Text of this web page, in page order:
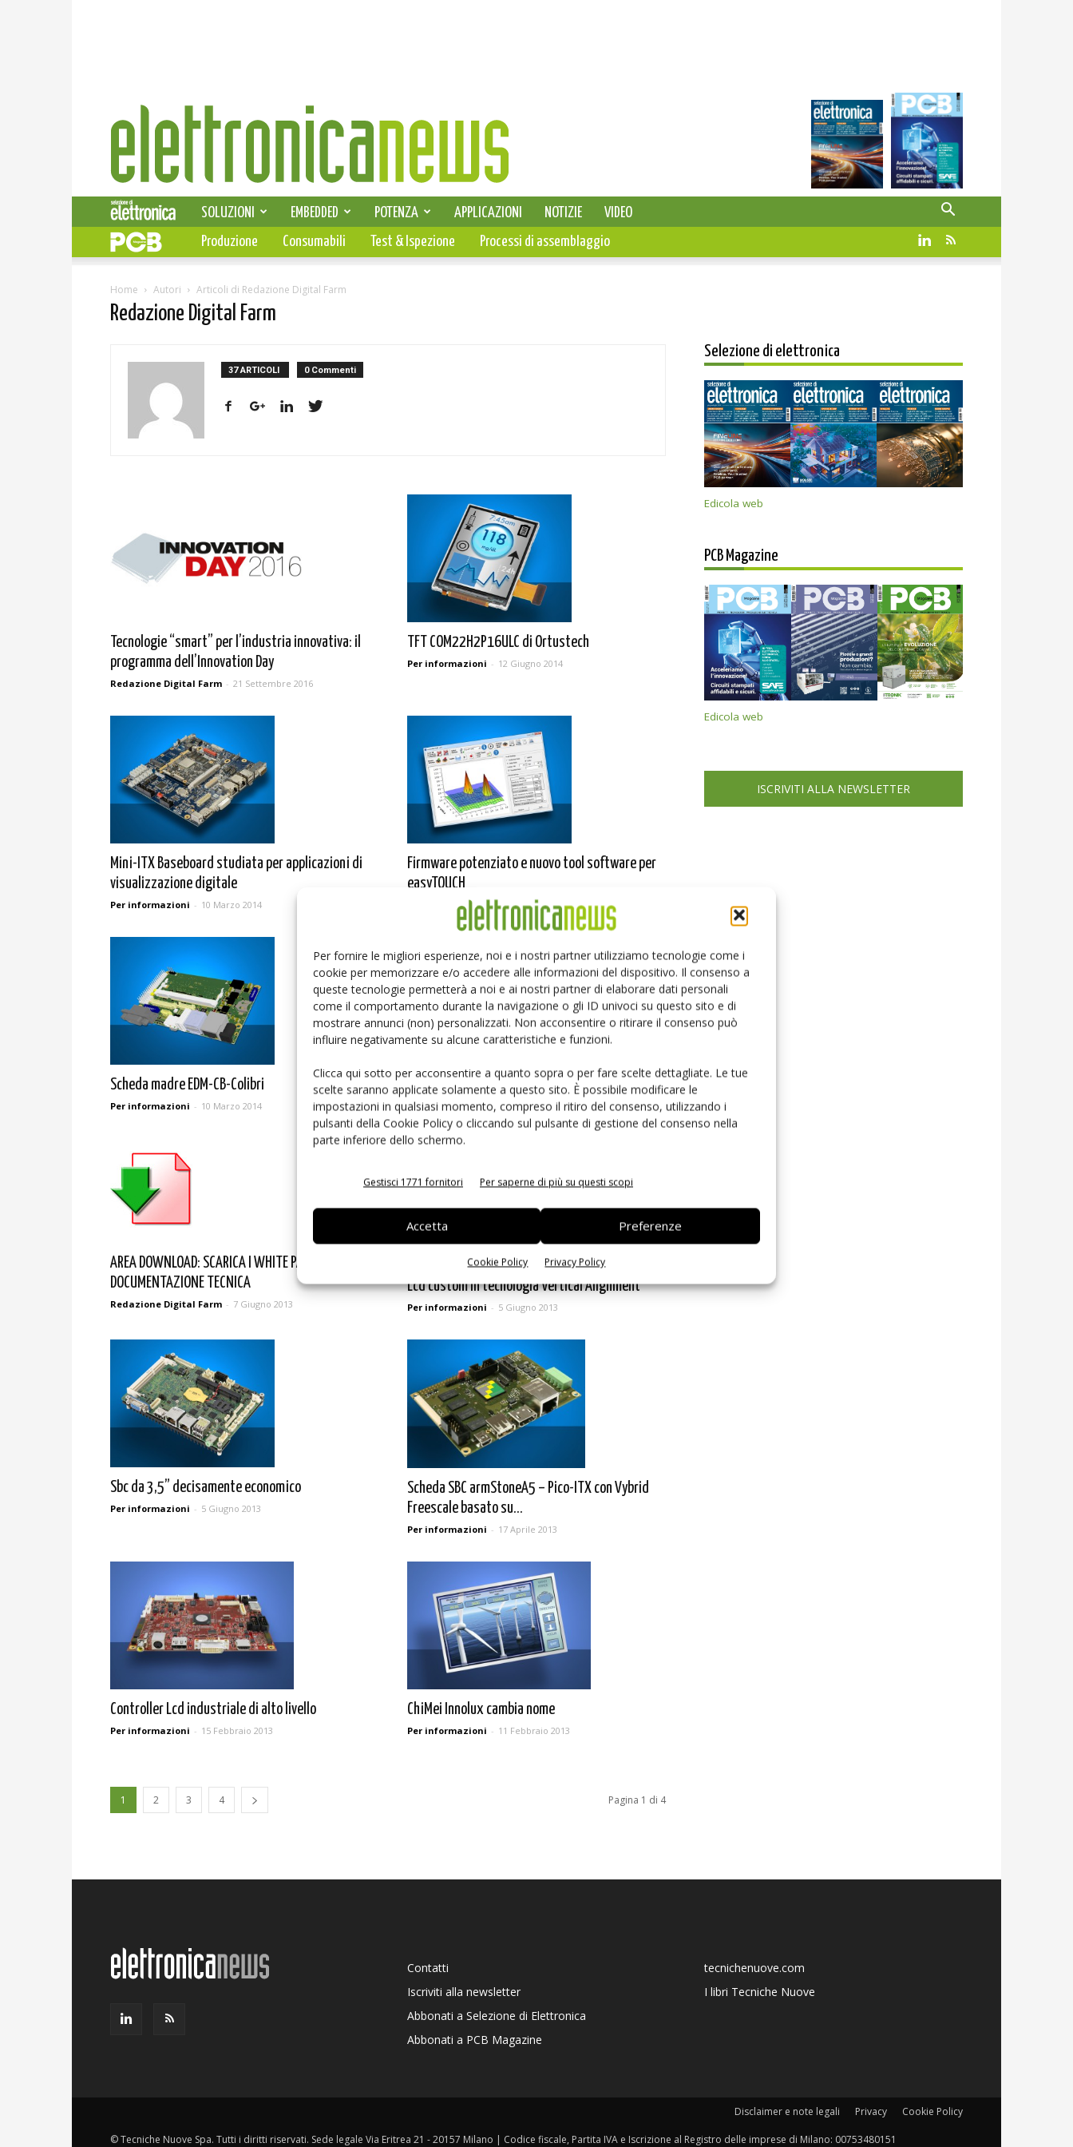
Per fornire le migliori esperienze, noi e i nostri partner utilizziamo tecnologie come i
cookie per memorizzare e/o accedere alle informazioni del dispositivo. Il consenso a
queste tecnologie permetterà a noi e ai nostri partner di elaborare dati personali
come il comportamento durante la navigazione o gli ID univoci su questo sito e di
mostrare annunci (non) personalizzati. Non acconsentire o ritirare il consenso può
influire negativamente su alcune caratteristiche e funzioni.
Clicca qui sotto per acconsentire a quanto sopra o per fare scelte dettagliate. Le tue
scelte saranno applicate solamente a questo sito. È possibile modificare le
impostazioni in qualsiasi momento, compreso il ritiro del consenso, utilizzando i
pulsanti della Cookie Policy o cliccando sul pulsante di gestione del consenso nella
parte inferiore dello schermo.
Gestisci 1771 fornitori Per saperne di più su questi scopi
Accetta Preferenze
Cookie Policy Privacy Policy
Elettronica
News
SELEZIONE DI ELETTRONICA
SOLUZIONI EMBEDDED POTENZA APPLICAZIONI NOTIZIE
VIDEO
PCB
Produzione Consumabili Test & Ispezione Processi di assemblaggio
Home Autori Articoli di Redazione Digital Farm
Redazione Digital Farm
37 ARTICOLI 0 Commenti
Tecnologie “smart” per l’industria innovativa: il
programma dell’Innovation Day
Redazione Digital Farm - 21 Settembre 2016
TFT COM22H2P16ULC di Ortustech
Per informazioni - 12 Giugno 2014
Mini-ITX Baseboard studiata per applicazioni di
visualizzazione digitale
Per informazioni - 10 Marzo 2014
Firmware potenziato e nuovo tool software per
easyTOUCH
Per informazioni - 10 Marzo 2014
Scheda madre EDM-CB-Colibri
Per informazioni - 10 Marzo 2014
l’integrazione con terminali intelligenti
Per informazioni - 14 Giugno 2013
AREA DOWNLOAD: SCARICA I WHITE PAPER E LA
DOCUMENTAZIONE TECNICA
Redazione Digital Farm - 7 Giugno 2013
Lcd custom in tecnologia Vertical Alignment
Per informazioni - 5 Giugno 2013
Sbc da 3,5” decisamente economico
Per informazioni - 5 Giugno 2013
Scheda SBC armStoneA5 – Pico-ITX con Vybrid
Freescale basato su...
Per informazioni - 17 Aprile 2013
Controller Lcd industriale di alto livello
Per informazioni - 15 Febbraio 2013
ChiMei Innolux cambia nome
Per informazioni - 11 Febbraio 2013
1 2 3 4 Pagina 1 di 4
Selezione di elettronica
Edicola web
PCB Magazine
Edicola web
ISCRIVITI ALLA NEWSLETTER
Contatti
Iscriviti alla newsletter
Abbonati a Selezione di Elettronica
Abbonati a PCB Magazine
tecnichenuove.com
I libri Tecniche Nuove
Disclaimer e note legali Privacy Cookie Policy
© Tecniche Nuove Spa. Tutti i diritti riservati. Sede legale Via Eritrea 21 - 20157 Milano | Codice fiscale, Partita IVA e Iscrizione al Registro delle imprese di Milano: 00753480151